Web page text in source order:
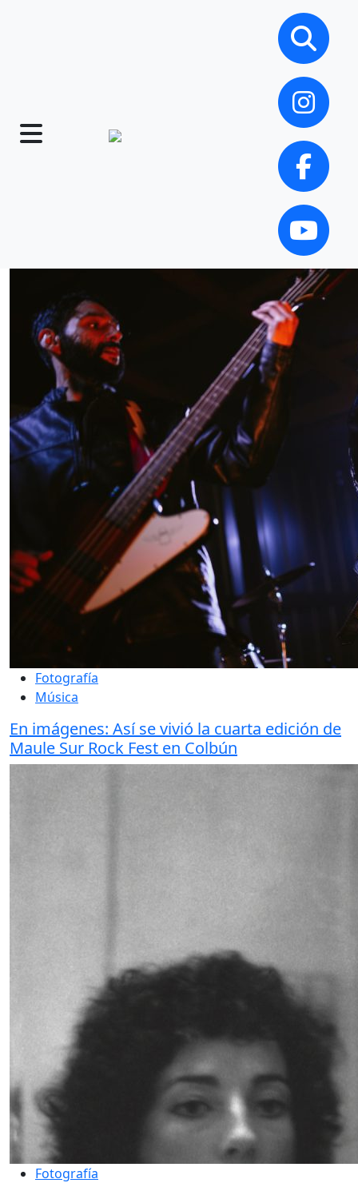
Fotografía
Música
En imágenes: Así se vivió la cuarta edición de
Maule Sur Rock Fest en Colbún
Fotografía